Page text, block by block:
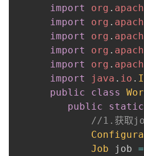
import
org .
import
org .
import
org .
import
org .
import
org .
import
java . io .
public
class
public
static
//1.获取
Job job =